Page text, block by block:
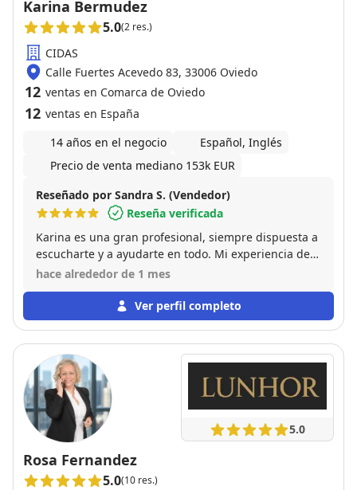
Karina Bermudez
5.0(2 res.)
CIDAS
Calle Fuertes Acevedo 83, 33006 Oviedo
12 ventas en Comarca de Oviedo
12 ventas en España
14 años en el negocio
Español, Inglés
Precio de venta mediano 153k EUR
Reseñado por Sandra S. (Vendedor)
Reseña verificada
Karina es una gran profesional, siempre dispuesta a
escucharte y a ayudarte en todo. Mi experiencia de
venta de piso con ella ha sido excelente. Altamente
hace alrededor de 1 mes
Ver perfil completo
5.0
Rosa Fernandez
5.0(10 res.)